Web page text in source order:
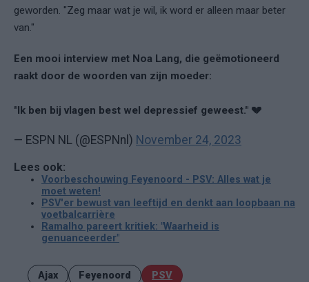
geworden. "Zeg maar wat je wil, ik word er alleen maar beter
van."
Een mooi interview met Noa Lang, die geëmotioneerd
raakt door de woorden van zijn moeder:
"Ik ben bij vlagen best wel depressief geweest." 💔
— ESPN NL (@ESPNnl) November 24, 2023
Lees ook:
Voorbeschouwing Feyenoord - PSV: Alles wat je
moet weten!
PSV'er bewust van leeftijd en denkt aan loopbaan na
voetbalcarrière
Ramalho pareert kritiek: "Waarheid is
genuanceerder"
Ajax Feyenoord PSV